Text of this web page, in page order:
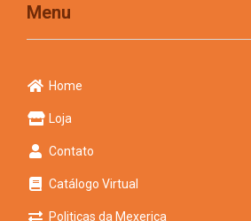
Menu
Home
Loja
Contato
Catálogo Virtual
Politicas da Mexerica